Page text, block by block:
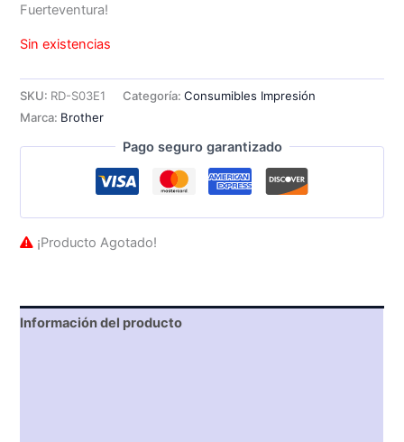
Fuerteventura!
Sin existencias
SKU: RD-S03E1 Categoría:Consumibles Impresión
Marca: Brother
Pago seguro garantizado
¡Producto Agotado!
Información del producto